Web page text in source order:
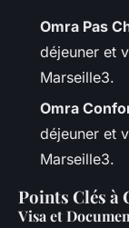
Omra Pas
déjeuner et
Marseille3.
Omra
déjeuner et
Marseille3.
Points Clés à
Visa et